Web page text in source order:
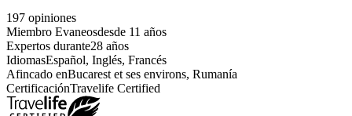
197 opiniones
Miembro Evaneosdesde 11 años
Expertos durante28 años
IdiomasEspañol, Inglés, Francés
Afincado enBucarest et ses environs, Rumanía
CertificaciónTravelife Certified